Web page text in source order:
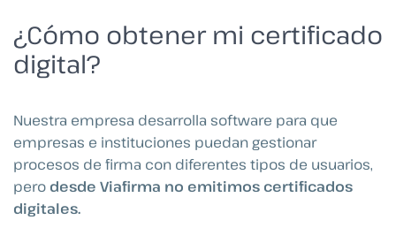
¿Cómo obtener mi certificado
digital?
Nuestra empresa desarrolla software para que
empresas e instituciones puedan gestionar
procesos de firma con diferentes tipos de usuarios,
pero desde Viafirma no emitimos certificados
digitales.